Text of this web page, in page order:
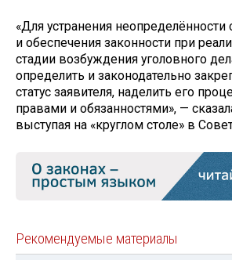
«Для устранения неопределённости
и обеспечения законности при
стадии возбуждения уголовного
определить и законодательно
статус заявителя, наделить его
правами и обязанностями», —
выступая на «круглом столе» в
Рекомендуемые материалы